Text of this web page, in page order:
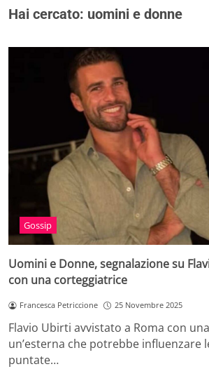
Hai cercato: uomini e donne
Gossip
Uomini e Donne, segnalazione su
con una corteggiatrice
Francesca Petriccione 25 Novembre 2025
Flavio Ubirti avvistato a Roma con
un’esterna che potrebbe influenzare
puntate…